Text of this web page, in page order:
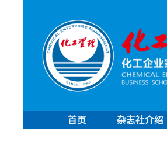
首页 杂志社介绍